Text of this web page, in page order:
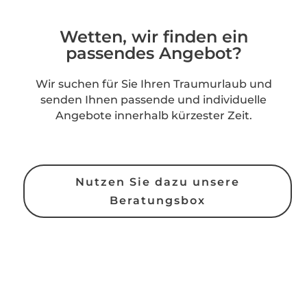
Wetten, wir finden ein
passendes Angebot?
Wir suchen für Sie Ihren Traumurlaub und
senden Ihnen passende und individuelle
Angebote innerhalb kürzester Zeit.
Nutzen Sie dazu unsere
Beratungsbox